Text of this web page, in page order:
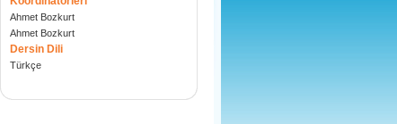
Ahmet Bozkurt
Ahmet Bozkurt
Dersin Dili
Türkçe